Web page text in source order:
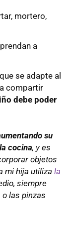
mortero,
a
se adapte al
compartir
debe poder
su
cocina, y es
objetos
mi hija utiliza la
siempre
las pinzas